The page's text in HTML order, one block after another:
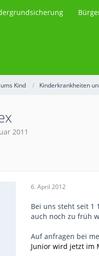
Kind Kinderkrankheiten
2011
6. April 2012
Bei uns steht seit 1
auch noch zu früh
Auf anfragen bei
Junior wird jetzt im